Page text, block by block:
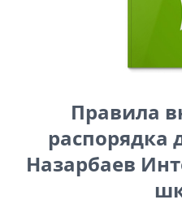
Правила
распорядка
Назарбаев